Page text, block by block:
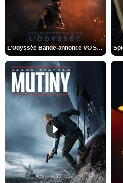
L'Odyssée Bande-annonce VO STFR